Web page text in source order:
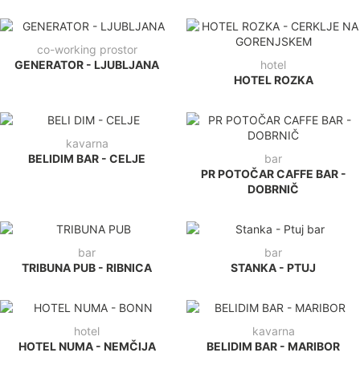
co-working prostor
GENERATOR - LJUBLJANA
hotel
HOTEL ROZKA
kavarna
BELIDIM BAR - CELJE
bar
PR POTOČAR CAFFE BAR -
DOBRNIČ
bar
TRIBUNA PUB - RIBNICA
bar
STANKA - PTUJ
hotel
HOTEL NUMA - NEMČIJA
kavarna
BELIDIM BAR - MARIBOR